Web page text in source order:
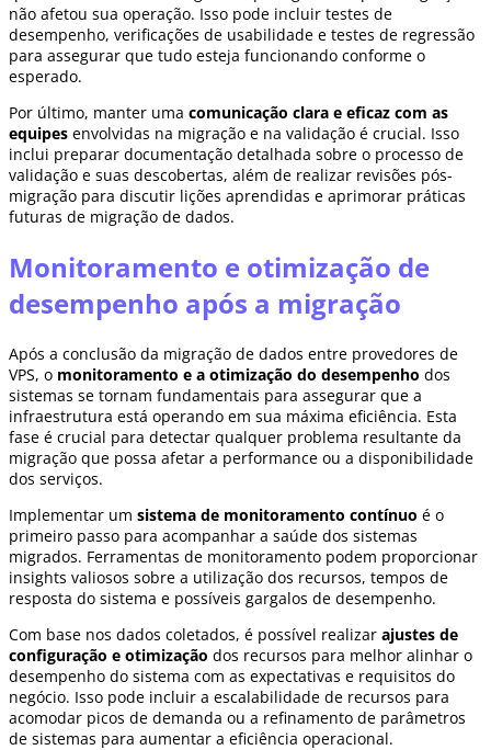
não afetou sua operação. Isso pode incluir testes de
desempenho, verificações de usabilidade e testes de regressão
para assegurar que tudo esteja funcionando conforme o
esperado.
Por último, manter uma comunicação clara e eficaz com as
equipes envolvidas na migração e na validação é crucial. Isso
inclui preparar documentação detalhada sobre o processo de
validação e suas descobertas, além de realizar revisões pós-
migração para discutir lições aprendidas e aprimorar práticas
futuras de migração de dados.
Monitoramento e otimização de
desempenho após a migração
Após a conclusão da migração de dados entre provedores de
VPS, o monitoramento e a otimização do desempenho dos
sistemas se tornam fundamentais para assegurar que a
infraestrutura está operando em sua máxima eficiência. Esta
fase é crucial para detectar qualquer problema resultante da
migração que possa afetar a performance ou a disponibilidade
dos serviços.
Implementar um sistema de monitoramento contínuo é o
primeiro passo para acompanhar a saúde dos sistemas
migrados. Ferramentas de monitoramento podem proporcionar
insights valiosos sobre a utilização dos recursos, tempos de
resposta do sistema e possíveis gargalos de desempenho.
Com base nos dados coletados, é possível realizar ajustes de
configuração e otimização dos recursos para melhor alinhar o
desempenho do sistema com as expectativas e requisitos do
negócio. Isso pode incluir a escalabilidade de recursos para
acomodar picos de demanda ou a refinamento de parâmetros
de sistemas para aumentar a eficiência operacional.